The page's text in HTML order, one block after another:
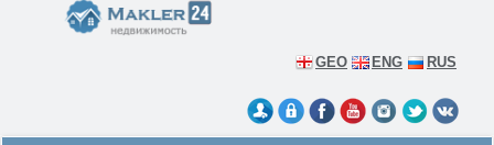
GEO ENG RUS